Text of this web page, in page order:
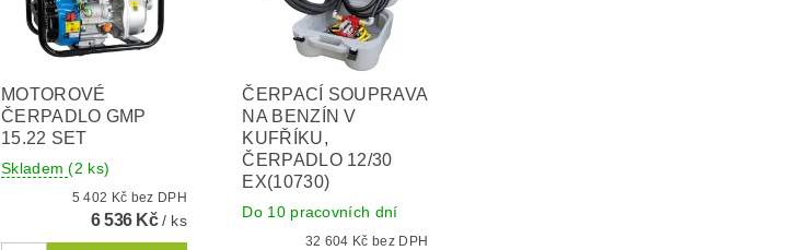
MOTOROVÉ
ČERPADLO GMP
15.22 SET
Skladem(2 ks)
5 402 Kč bez DPH
6 536 Kč/ ks
ČERPACÍ SOUPRAVA
NA BENZÍN V
KUFŘÍKU,
ČERPADLO 12/30
EX(10730)
Do 10 pracovních dní
32 604 Kč bez DPH